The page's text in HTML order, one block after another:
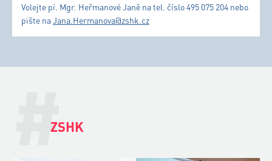
Volejte pí. Mgr. Heřmanové Janě na tel. číslo 495 075 204 nebo
pište naJana.Hermanova@zshk.cz
#
ZSHK